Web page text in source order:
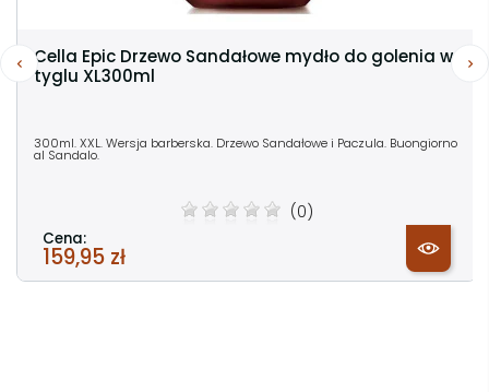
Cella Epic Drzewo Sandałowe mydło do golenia w
tyglu XL300ml
300ml. XXL. Wersja barberska. Drzewo Sandałowe i Paczula. Buongiorno
al Sandalo.
(0)
Cena:
159,95 zł